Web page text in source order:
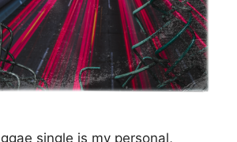
single is my personal,